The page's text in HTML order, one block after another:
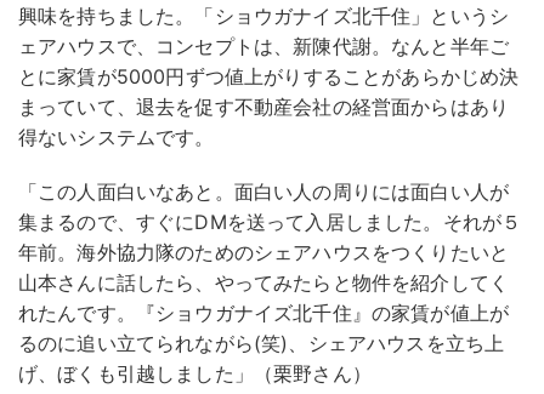
興味を持ちました。「ショウガナイズ北千住」というシ
ェアハウスで、コンセプトは、新陳代謝。なんと半年ご
とに家賃が5000円ずつ値上がりすることがあらかじめ決
まっていて、退去を促す不動産会社の経営面からはあり
得ないシステムです。
「この人面白いなあと。面白い人の周りには面白い人が
集まるので、すぐにDMを送って入居しました。それが５
年前。海外協力隊のためのシェアハウスをつくりたいと
山本さんに話したら、やってみたらと物件を紹介してく
れたんです。『ショウガナイズ北千住』の家賃が値上が
るのに追い立てられながら(笑)、シェアハウスを立ち上
げ、ぼくも引越しました」（栗野さん）